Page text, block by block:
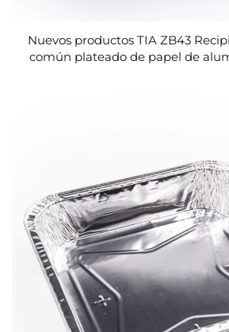
Nuevos productos TIA ZB43
común plateado de papel de